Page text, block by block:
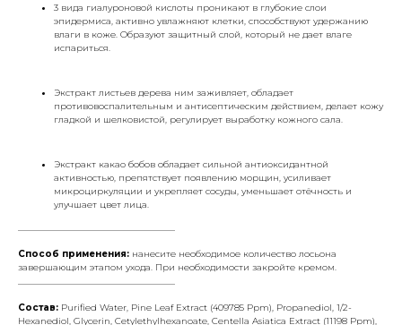
3 вида гиалуроновой кислоты проникают в глубокие слои
эпидермиса, активно увлажняют клетки, способствуют удержанию
влаги в коже. Образуют защитный слой, который не дает влаге
испариться.
Экстракт листьев дерева ним заживляет, обладает
противовоспалительным и антисептическим действием, делает кожу
гладкой и шелковистой, регулирует выработку кожного сала.
Экстракт какао бобов обладает сильной антиоксидантной
активностью, препятствует появлению морщин, усиливает
микроциркуляции и укрепляет сосуды, уменьшает отёчность и
улучшает цвет лица.
Способ применения: нанесите необходимое количество лосьона
завершающим этапом ухода. При необходимости закройте кремом.
Состав: Purified Water, Pine Leaf Extract (409785 Ppm), Propanediol, 1/2-
Hexanediol, Glycerin, Cetylethylhexanoate, Centella Asiatica Extract (11198 Ppm),